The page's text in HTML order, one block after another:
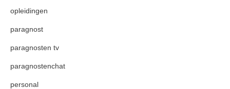
opleidingen
paragnost
paragnosten tv
paragnostenchat
personal